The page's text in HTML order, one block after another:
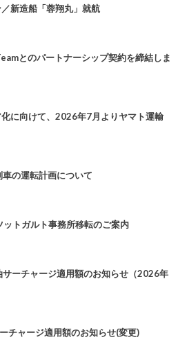
新造船「蓉翔丸」就航
とのパートナーシップ契約を締結しま
化に向けて、2026年7月よりヤマト運輸
の運転計画について
トガルト事務所移転のご案内
ーチャージ適用額のお知らせ（2026年
ャージ適用額のお知らせ(変更)